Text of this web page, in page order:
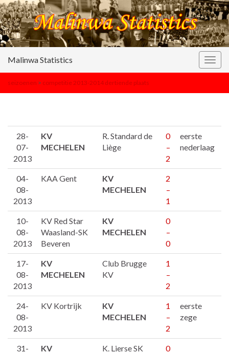
Malinwa Statistics
seizoenen > competitie 2013-2014 dertiende plaats
28-
07-
2013
KV
MECHELEN
R. Standard de
Liège
0
–
2
eerste
nederlaag
04-
08-
2013
KAA Gent
KV
MECHELEN
2
–
1
10-
08-
2013
KV Red Star
Waasland-SK
Beveren
KV
MECHELEN
0
–
0
17-
08-
2013
KV
MECHELEN
Club Brugge
KV
1
–
2
24-
08-
2013
KV Kortrijk
KV
MECHELEN
1
–
2
eerste
zege
31-
KV
K. Lierse SK
0